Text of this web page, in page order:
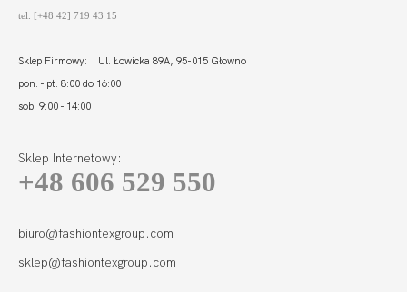
tel. [+48 42] 719 43 15
Sklep Firmowy: Ul. Łowicka 89A, 95-015 Głowno
pon. - pt. 8:00 do 16:00
sob. 9:00 - 14:00
Sklep Internetowy:
+48 606 529 550
biuro@fashiontexgroup.com
sklep@fashiontexgroup.com